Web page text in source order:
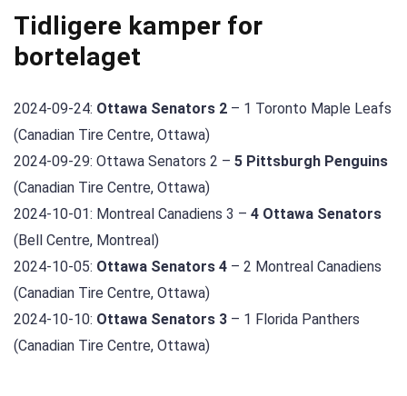
Tidligere kamper for
bortelaget
2024-09-24: Ottawa Senators 2 – 1 Toronto Maple Leafs
(Canadian Tire Centre, Ottawa)
2024-09-29: Ottawa Senators 2 – 5 Pittsburgh Penguins
(Canadian Tire Centre, Ottawa)
2024-10-01: Montreal Canadiens 3 – 4 Ottawa Senators
(Bell Centre, Montreal)
2024-10-05: Ottawa Senators 4 – 2 Montreal Canadiens
(Canadian Tire Centre, Ottawa)
2024-10-10: Ottawa Senators 3 – 1 Florida Panthers
(Canadian Tire Centre, Ottawa)